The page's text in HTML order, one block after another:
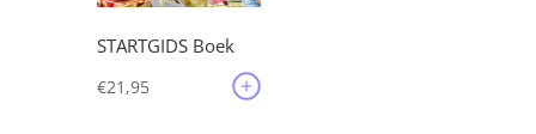
STARTGIDS Boek
€21,95